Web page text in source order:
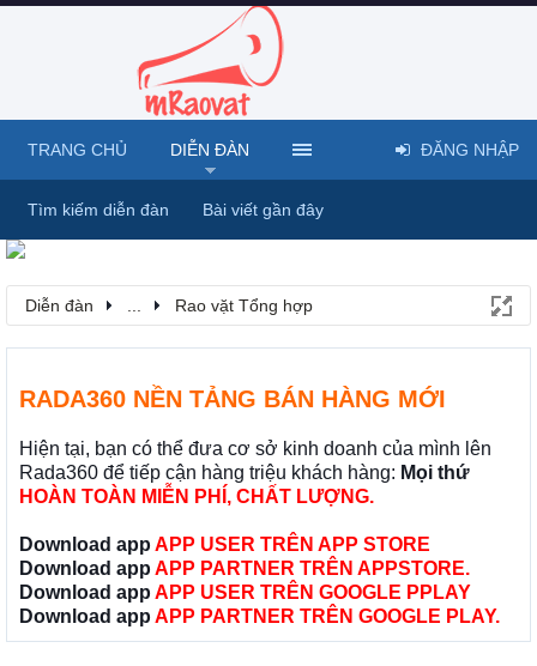
Diễn đàn Rao vặt Tổng hợp
RADA360 NỀN TẢNG BÁN HÀNG MỚI
Hiện tại, bạn có thể đưa cơ sở kinh doanh của mình lên
Rada360 để tiếp cận hàng triệu khách hàng: Mọi thứ
HOÀN TOÀN MIỄN PHÍ, CHẤT LƯỢNG.
Download app APP USER TRÊN APP STORE
Download app APP PARTNER TRÊN APPSTORE.
Download app APP USER TRÊN GOOGLE PPLAY
Download app APP PARTNER TRÊN GOOGLE PLAY.
TRANG CHỦ DIỄN ĐÀN
Tìm kiếm diễn đàn Bài viết gần đây
ĐĂNG NHẬP